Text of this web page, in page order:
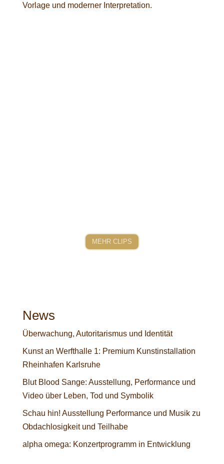
Vorlage und moderner Interpretation.
MEHR CLIPS
News
Überwachung, Autoritarismus und Identität
Kunst an Werfthalle 1: Premium Kunstinstallation
Rheinhafen Karlsruhe
Blut Blood Sange: Ausstellung, Performance und
Video über Leben, Tod und Symbolik
Schau hin! Ausstellung Performance und Musik zu
Obdachlosigkeit und Teilhabe
alpha omega: Konzertprogramm in Entwicklung